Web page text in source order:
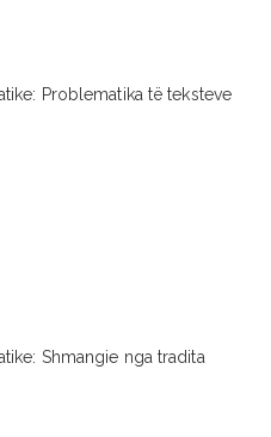
Problematika të teksteve
Shmangie nga tradita